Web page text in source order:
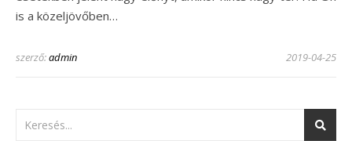
is a közeljövőben…
szerző:admin 2019-04-25